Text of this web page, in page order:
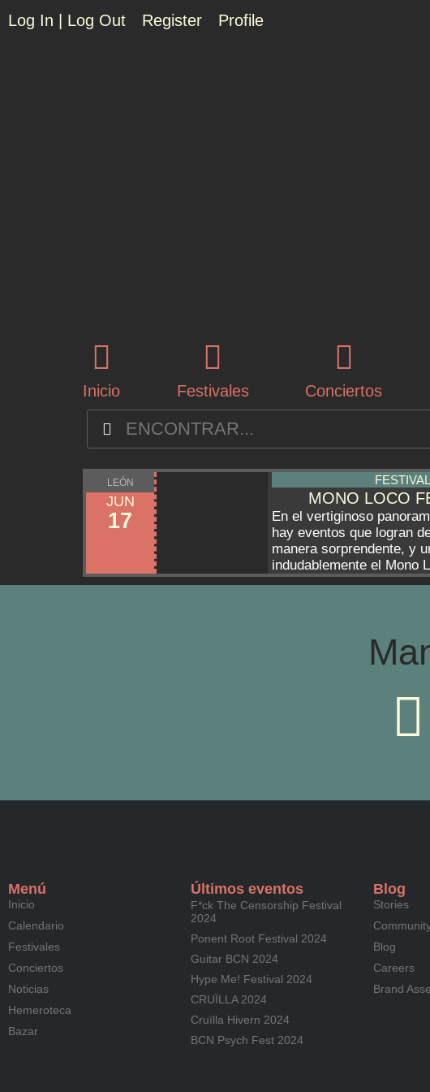
Log In | Log Out Register Profile
Inicio Festivales Conciertos
LEÓN
JUN
17
FESTIVAL
MONO LOCO
En el vertiginoso
hay eventos que logran
manera sorprendente, y
indudablemente el Mono
Menú
Inicio
Calendario
Festivales
Conciertos
Noticias
Hemeroteca
Bazar
Últimos eventos
F*ck The Censorship Festival
2024
Ponent Root Festival 2024
Guitar BCN 2024
Hype Me! Festival 2024
CRUÏLLA 2024
Cruïlla Hivern 2024
BCN Psych Fest 2024
Blog
Stories
Blog
Careers
Brand